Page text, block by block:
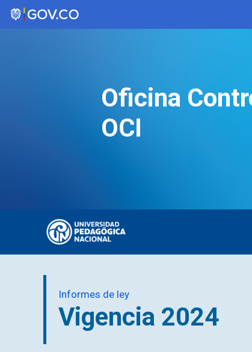
Saltar
Oficina
OCI
Informes de ley
Vigencia 2024